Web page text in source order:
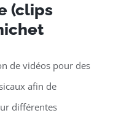
(clips
de vidéos pour des
afin de
différentes